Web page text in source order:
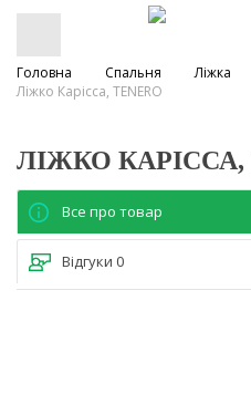
Головна Спальня Ліжка
Ліжко Карісса, TENERO
ЛІЖКО КАРІССА,
Все про товар
Відгуки 0